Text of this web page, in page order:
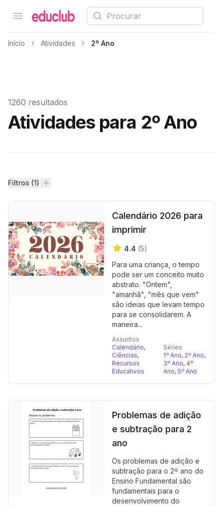
Open menu
Educlub Procurar
Início Atividades 2º Ano
1260 resultados
Atividades para 2º Ano
Filtros
Filtros (1)
Calendário 2026 para
imprimir
4.4 (5)
Para uma criança, o tempo
pode ser um conceito muito
abstrato. "Ontem",
"amanhã", "mês que vem"
são ideias que levam tempo
para se consolidarem. A
maneira...
Assuntos
Calendário,
Ciências,
Recursos
Educativos
Séries
1º Ano, 2º Ano,
3º Ano, 4º
Ano, 5º Ano
Problemas de adição
e subtração para 2
ano
Os problemas de adição e
subtração para o 2º ano do
Ensino Fundamental são
fundamentais para o
desenvolvimento do